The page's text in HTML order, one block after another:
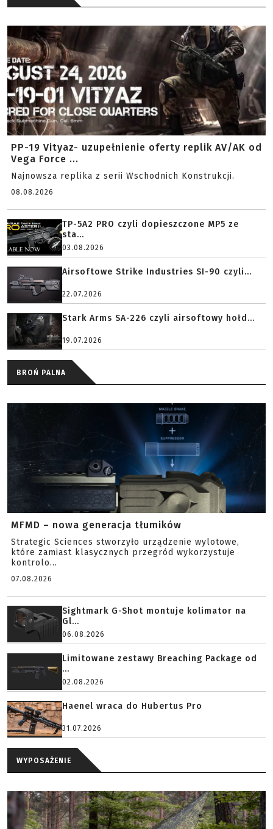
PP-19 Vityaz- uzupełnienie oferty replik AV/AK od
Vega Force ...
Najnowsza replika z serii Wschodnich Konstrukcji.
08.08.2026
TP-5A2 PRO czyli dopieszczone MP5 ze
sta...
03.08.2026
Airsoftowe Strike Industries SI-90 czyli...
22.07.2026
Stark Arms SA-226 czyli airsoftowy hołd...
19.07.2026
BROŃ PALNA
MFMD – nowa generacja tłumików
Strategic Sciences stworzyło urządzenie wylotowe,
które zamiast klasycznych przegród wykorzystuje
kontrolo...
07.08.2026
Sightmark G-Shot montuje kolimator na
Gl...
06.08.2026
Limitowane zestawy Breaching Package od
...
02.08.2026
Haenel wraca do Hubertus Pro
31.07.2026
WYPOSAŻENIE